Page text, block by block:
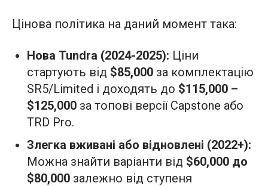
Цінова політика на даний момент така:
Нова Tundra (2024-2025): Ціни
стартують від $85,000 за комплектацію
SR5/Limited і доходять до $115,000 –
$125,000 за топові версії Capstone або
TRD Pro.
Злегка вживані або відновлені (2022+):
Можна знайти варіанти від $60,000 до
$80,000 залежно від ступеня